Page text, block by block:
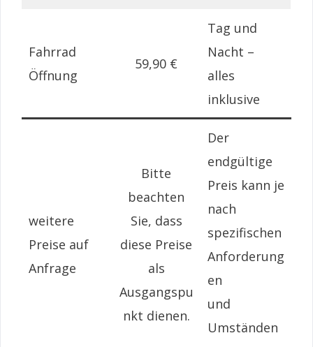
Fahrrad
Öffnung
59,90 €
Tag und
Nacht –
alles
inklusive
weitere
Preise auf
Anfrage
Bitte
beachten
Sie, dass
diese Preise
als
Ausgangspu
nkt dienen.
Der
endgültige
Preis kann je
nach
spezifischen
Anforderung
en
und
Umständen